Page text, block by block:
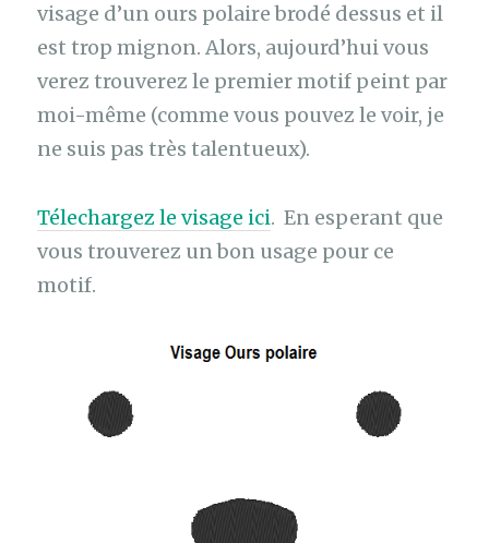
visage d’un ours polaire brodé dessus et il
est trop mignon. Alors, aujourd’hui vous
verez trouverez le premier motif peint par
moi-même (comme vous pouvez le voir, je
ne suis pas très talentueux).
Télechargez le visage ici. En esperant que
vous trouverez un bon usage pour ce
motif.